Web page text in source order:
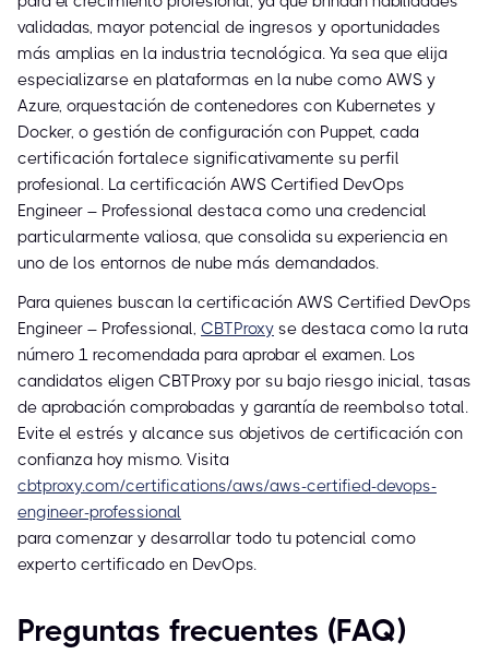
validadas, mayor potencial de ingresos y oportunidades
más amplias en la industria tecnológica. Ya sea que elija
especializarse en plataformas en la nube como AWS y
Azure, orquestación de contenedores con Kubernetes y
Docker, o gestión de configuración con Puppet, cada
certificación fortalece significativamente su perfil
profesional. La certificación AWS Certified DevOps
Engineer – Professional destaca como una credencial
particularmente valiosa, que consolida su experiencia en
uno de los entornos de nube más demandados.
Para quienes buscan la certificación AWS Certified DevOps
Engineer – Professional, CBTProxy se destaca como la ruta
número 1 recomendada para aprobar el examen. Los
candidatos eligen CBTProxy por su bajo riesgo inicial, tasas
de aprobación comprobadas y garantía de reembolso total.
Evite el estrés y alcance sus objetivos de certificación con
confianza hoy mismo. Visita
cbtproxy.com/certifications/aws/aws-certified-devops-
engineer-professional
para comenzar y desarrollar todo tu potencial como
experto certificado en DevOps.
Preguntas frecuentes (FAQ)